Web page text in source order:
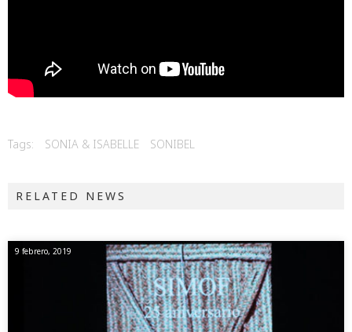
Tags: SONIA & ISABELLE SONIBEL
RELATED NEWS
9 febrero, 2019